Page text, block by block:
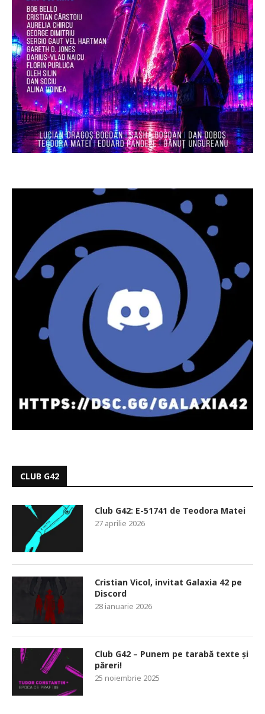
CLUB G42
Club G42: E-51741 de Teodora Matei
27 aprilie 2026
Cristian Vicol, invitat Galaxia 42 pe
Discord
28 ianuarie 2026
Club G42 – Punem pe tarabă texte și
păreri!
25 noiembrie 2025